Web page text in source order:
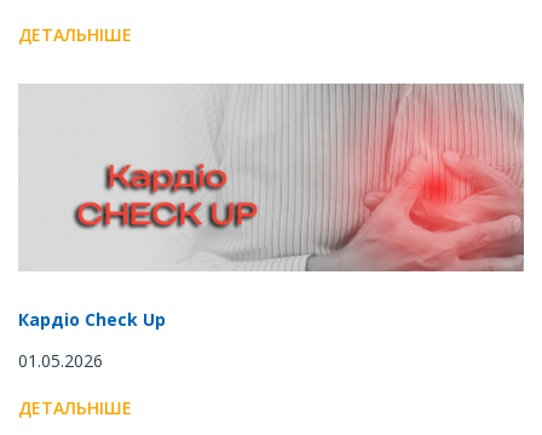
ДЕТАЛЬНІШЕ
Кардіо Check Up
01.05.2026
ДЕТАЛЬНІШЕ